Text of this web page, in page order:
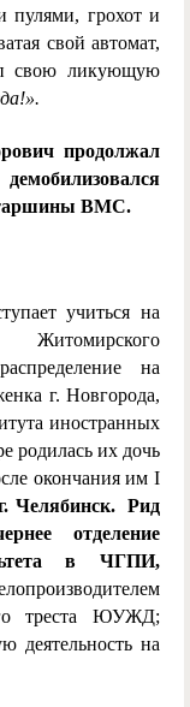
пулями, грохот и
свой автомат,
свою ликующую
продолжал
ВМС.
учиться на
на
г. Новгорода,
иностранных
родилась их дочь
окончания им I
Челябинск. Рид
отделение
в ЧГПИ,
треста ЮУЖД;
деятельность на